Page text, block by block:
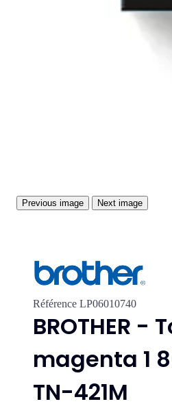
Previous image Next image
Référence LP06010740
BROTHER -
magenta 1
TN-421M